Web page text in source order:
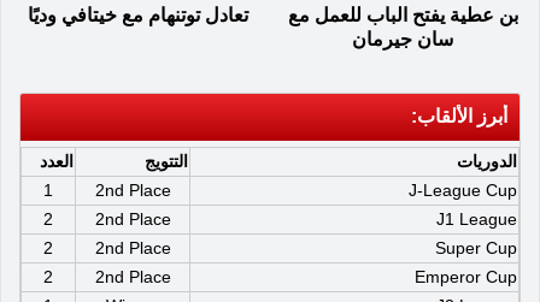
بن عطية يفتح الباب للعمل مع
سان جيرمان
تعادل توتنهام مع خيتافي وديًا
أبرز الألقاب:
الدوريات التتويج
العدد
J-League Cup
2nd Place
1
J1 League
2nd Place
2
Super Cup
2nd Place
2
Emperor Cup
2nd Place
2